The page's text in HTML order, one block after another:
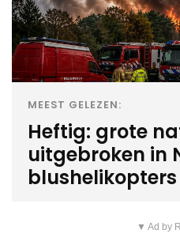
MEEST GELEZEN:
Heftig: grote
uitgebroken in
▼ Ad by